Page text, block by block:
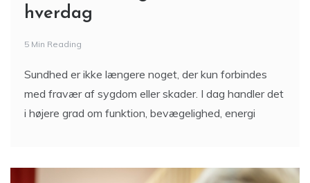
hverdag
5 Min Reading
Sundhed er ikke længere noget, der kun forbindes
med fravær af sygdom eller skader. I dag handler det
i højere grad om funktion, bevægelighed, energi